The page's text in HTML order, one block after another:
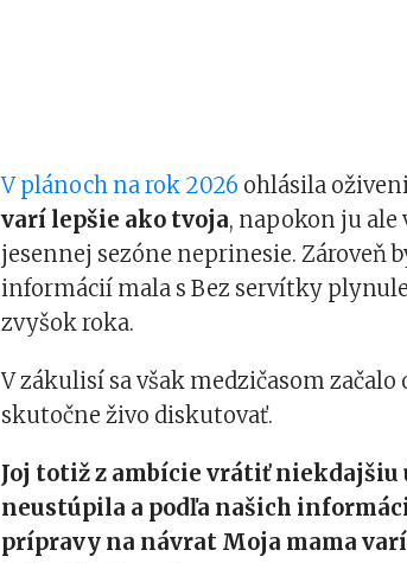
V plánoch na rok 2026 ohlásila
varí lepšie ako tvoja, napokon ju ale
jesennej sezóne neprinesie. Zároveň
informácií mala s Bez servítky
zvyšok roka.
V zákulisí sa však medzičasom začalo
skutočne živo diskutovať.
Joj totiž z ambície vrátiť niekdajšiu
neustúpila a podľa našich
prípravy na návrat Moja mama